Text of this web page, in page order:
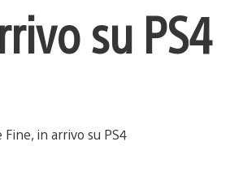
su PS4